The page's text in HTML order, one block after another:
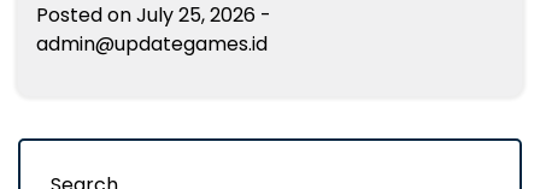
Posted onJuly 25, 2026 -
admin@updategames.id